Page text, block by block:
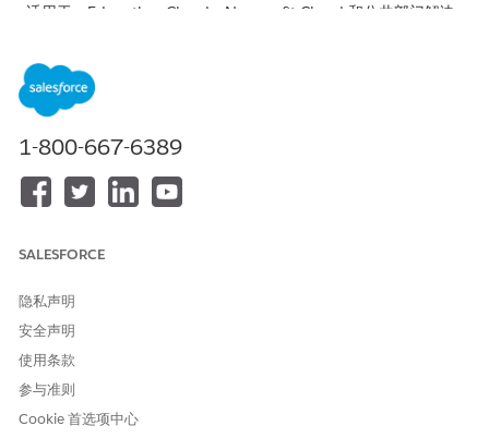
适用于：Education Cloud、Nonprofit Cloud 和公共部门解决
要设置交互汇总和兴趣标签，请从
始。这些说明包括设置和使用增强交互备注界面的步骤。此界面为
用户提供了创建会议备注、添加交互详细信息、出席者和兴趣标签
以及与其他用户共享备注的方式。
另请参阅：
兴趣标记
1-800-667-6389
SALESFORCE
隐私声明
安全声明
使用条款
参与准则
Cookie 首选项中心